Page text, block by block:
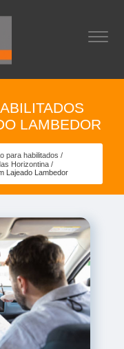
LAMBEDOR
para habilitados
Horizontina
Lajeado Lambedor